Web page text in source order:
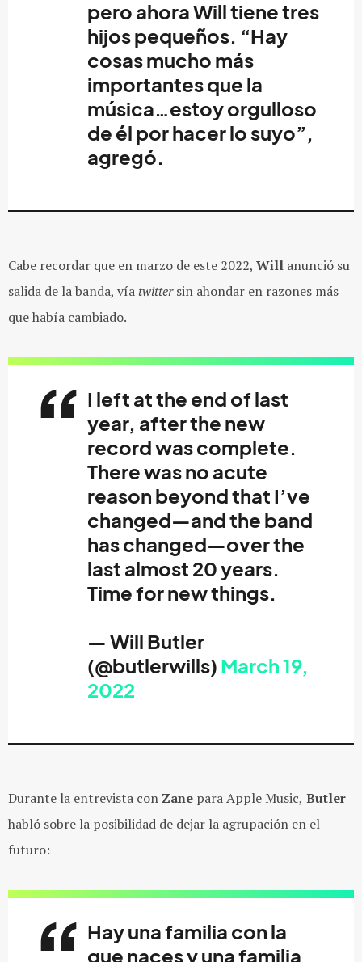
pero ahoraWilltiene tres
hijos pequeños. “Hay
cosas mucho más
importantes que la
música…estoy orgulloso
de él por hacer lo suyo”,
agregó.
Cabe recordar que en marzo de este 2022, Will anunció su
salida de la banda, vía twittersin ahondar en razones más
que había cambiado.
I left at the end of last
year, after the new
record was complete.
There was no acute
reason beyond that I’ve
changed—and the band
has changed—over the
last almost 20 years.
Time for new things.
— Will Butler
(@butlerwills) March 19,
2022
Durante la entrevista con Zane para Apple Music, Butler
habló sobre la posibilidad de dejar la agrupación en el
futuro:
Hay una familia con la
que naces y una familia